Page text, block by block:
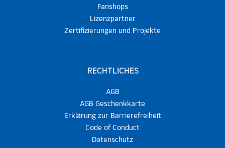
Fanshops
Lizenzpartner
Zertifizierungen und Projekte
RECHTLICHES
AGB
AGB Geschenkkarte
Erklärung zur Barrierefreiheit
Code of Conduct
Datenschutz